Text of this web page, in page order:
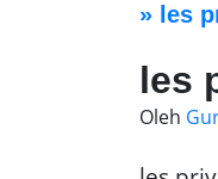
» les
les
Oleh